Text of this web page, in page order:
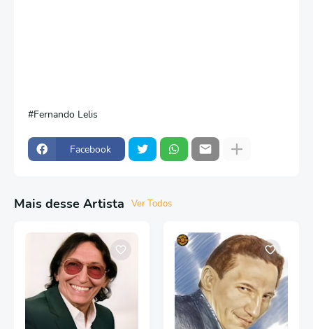
Fernando Lelis
Facebook
Mais desse Artista Ver Todos